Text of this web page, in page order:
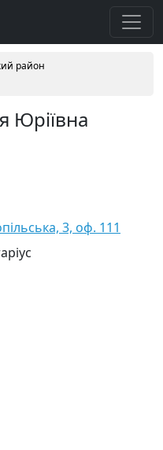
район
Юріївна
3, оф. 111